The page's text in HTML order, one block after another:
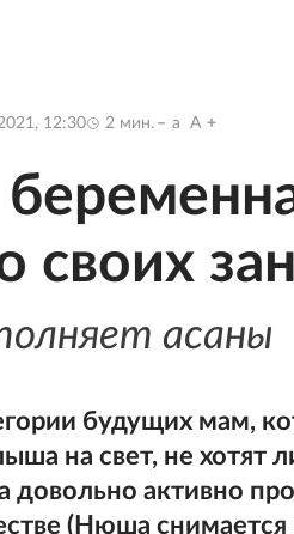
12:30 2 мин. a A
своих
асаны
будущих мам,
на свет, не хотят
довольно активно
(Нюша снимается